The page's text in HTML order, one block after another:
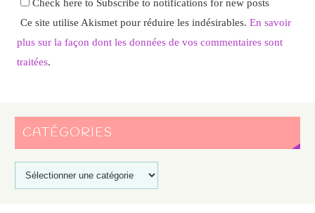
Ce site utilise Akismet pour réduire les indésirables. En savoir
plus sur la façon dont les données de vos commentaires sont
traitées.
CATÉGORIES